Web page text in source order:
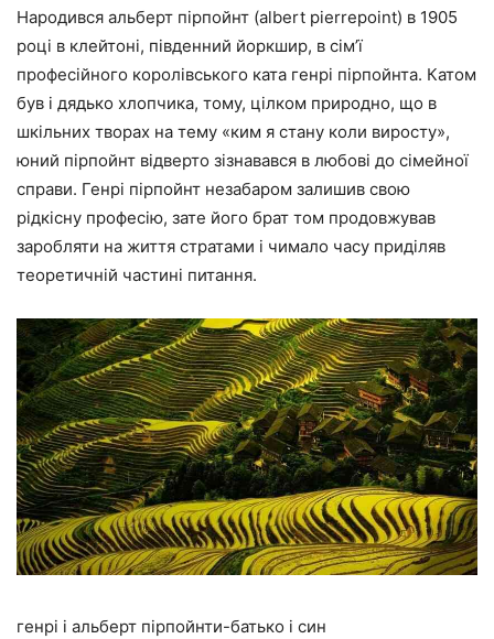
Народився альберт пірпойнт (albert pierrepoint) в 1905
році в клейтоні, південний йоркшир, в сім’ї
професійного королівського ката генрі пірпойнта. Катом
був і дядько хлопчика, тому, цілком природно, що в
шкільних творах на тему «ким я стану коли виросту»,
юний пірпойнт відверто зізнавався в любові до сімейної
справи. Генрі пірпойнт незабаром залишив свою
рідкісну професію, зате його брат том продовжував
заробляти на життя стратами і чимало часу приділяв
теоретичній частині питання.
генрі і альберт пірпойнти-батько і син